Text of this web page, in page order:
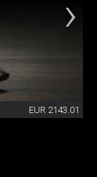
EUR 2143.01